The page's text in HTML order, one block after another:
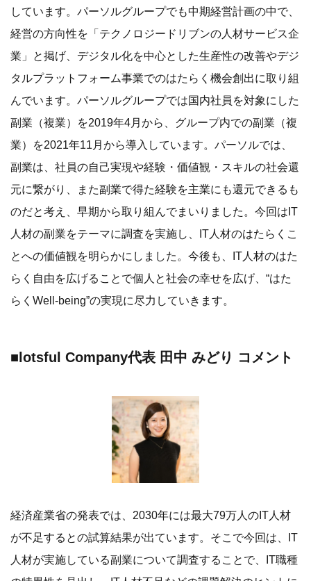
元に繋がり、また副業で得た経験を主業にも還元できるも
のだと考え、早期から取り組んでまいりました。今回はIT
人材の副業をテーマに調査を実施し、IT人材のはたらくこ
とへの価値観を明らかにしました。今後も、IT人材のはた
らく自由を広げることで個人と社会の幸せを広げ、“はた
らくWell-being”の実現に尽力していきます。
■lotsful Company代表 田中 みどり コメント
が不足するとの試算結果が出ています。そこで今回は、IT
の特異性を見出し、IT人材不足などの課題解決のヒントに
なればと思い、調査を実施しました。今回の調査結果か
ら、57.8％の副業経験者が副業先への転職を検討している
ことが分かり、副業が企業のIT人材不足という課題への解
デジタル技術を活用した業務改善や人材育成など、IT化に
取り組む企業は増えています。次回は、IT・デジタル領域
の業務委託人材（フリーランス・副業人材）を扱う、企業